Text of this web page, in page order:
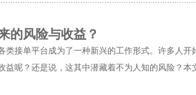
的风险与收益？
接单平台成为了一种新兴的工作形式。许多人开
呢？还是说，这其中潜藏着不为人知的风险？本